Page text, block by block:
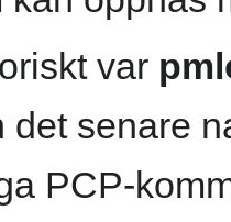
var
det senare
PCP-